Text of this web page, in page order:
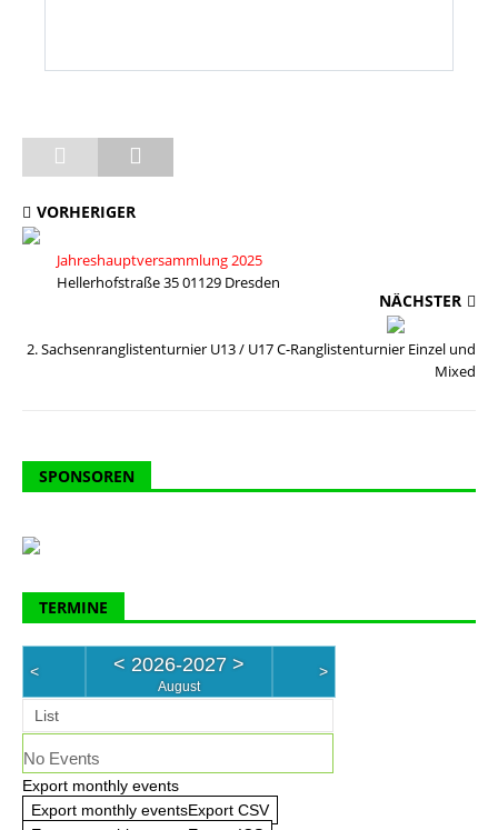
VORHERIGER
Jahreshauptversammlung 2025
Hellerhofstraße 35 01129 Dresden
NÄCHSTER
2. Sachsenranglistenturnier U13 / U17 C-Ranglistenturnier Einzel und
Mixed
SPONSOREN
TERMINE
< < 2026-2027 >
August
>
List
No Events
Export monthly events
Export monthly eventsExport CSV